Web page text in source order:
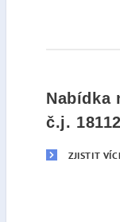
Nabídka
č.j.
ZJISTIT